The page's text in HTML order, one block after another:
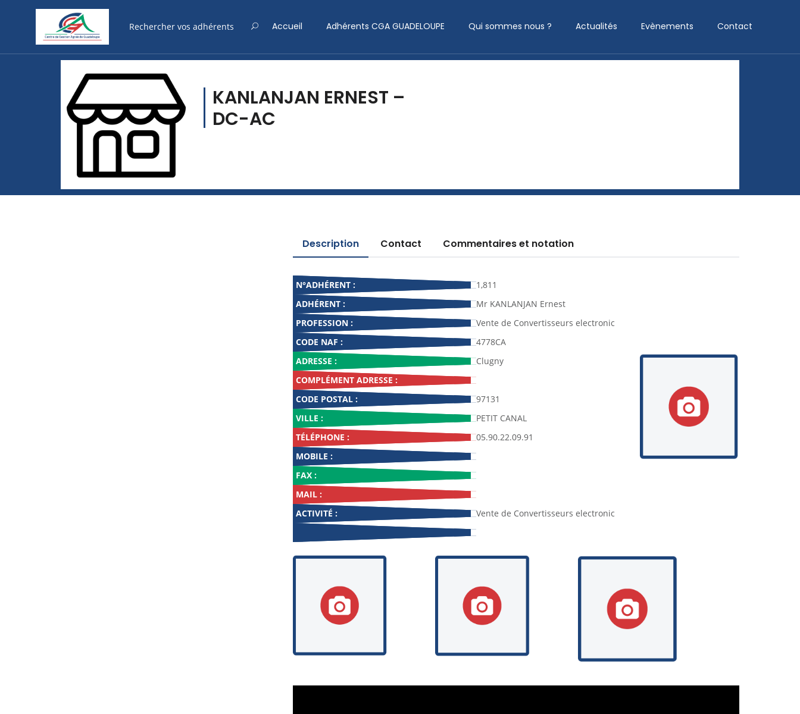
Accueil Adhérents CGA GUADELOUPE Qui sommes nous ? Actualités Evènements Contact
KANLANJAN ERNEST –
DC-AC
Description Contact Commentaires et notation
N°ADHÉRENT :
1,811
ADHÉRENT :
Mr KANLANJAN Ernest
PROFESSION :
Vente de Convertisseurs electronic
CODE NAF :
4778CA
ADRESSE :
Clugny
COMPLÉMENT ADRESSE :
CODE POSTAL :
97131
VILLE :
PETIT CANAL
TÉLÉPHONE :
05.90.22.09.91
MOBILE :
FAX :
MAIL :
ACTIVITÉ :
Vente de Convertisseurs electronic